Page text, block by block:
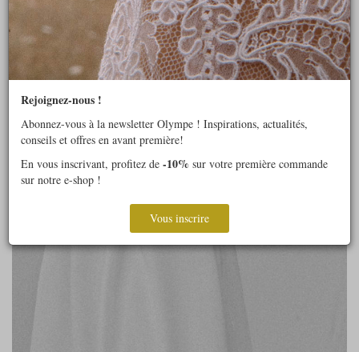
Rejoignez-nous !
Abonnez-vous à la newsletter Olympe ! Inspirations, actualités,
conseils et offres en avant première!
En vous inscrivant, profitez de -10% sur votre première commande
sur notre e-shop !
Vous inscrire